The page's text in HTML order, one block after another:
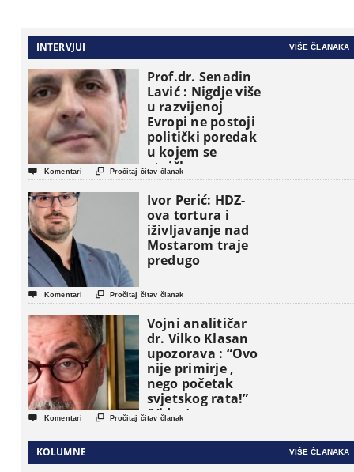
INTERVJUI VIŠE ČLANAKA
Prof.dr. Senadin
Lavić : Nigdje više
u razvijenoj
Evropi ne postoji
politički poredak
u kojem se
etničke grupe
pojavljuju kao
osnovne
političke jedinice
 Komentari  Pročitaj čitav članak
Ivor Perić: HDZ-
ova tortura i
iživljavanje nad
Mostarom traje
predugo
 Komentari  Pročitaj čitav članak
Vojni analitičar
dr. Vilko Klasan
upozorava : “Ovo
nije primirje ,
nego početak
svjetskog rata!”
(Video)
 Komentari  Pročitaj čitav članak
KOLUMNE VIŠE ČLANAKA